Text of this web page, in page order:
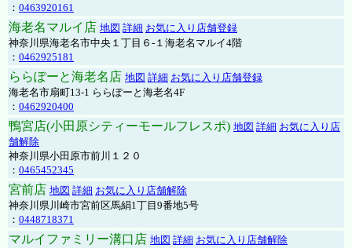
： 0463920161
海老名マルイ店 地図 詳細 お気に入り店舗登録
神奈川県海老名市中央１丁目６-１海老名マルイ4階
： 0462925181
ららぽーと海老名店 地図 詳細 お気に入り店舗登録
海老名市扇町13-1 ららぽーと海老名4F
： 0462920400
鴨宮店(小田原シティーモールフレスポ) 地図 詳細 お気に入り店
舗解除
神奈川県小田原市前川１２０
： 0465452345
宮前店 地図 詳細 お気に入り店舗解除
神奈川県川崎市宮前区馬絹1丁目9番地5号
： 0448718371
マルイファミリー溝口店 地図 詳細 お気に入り店舗解除